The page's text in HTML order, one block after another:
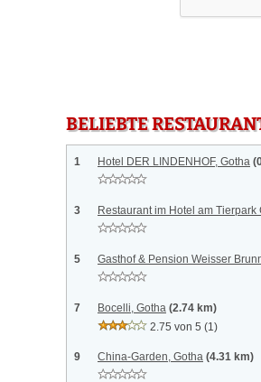
BELIEBTE
1 Hotel DER LINDENHOF, Gotha
3 Restaurant im Hotel am Tierpark
5 Gasthof & Pension Weisser
7 Bocelli, Gotha (2.74 km)
2.75 von 5 (1)
9 China-Garden, Gotha (4.31 km)